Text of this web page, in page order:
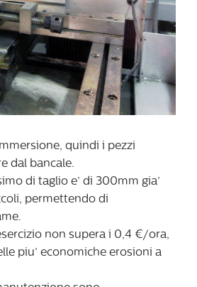
quindi i pezzi
dal bancale.
di taglio e’ di 300mm gia’
permettendo di
non supera i 0,4 €/ora,
piu’ economiche erosioni a